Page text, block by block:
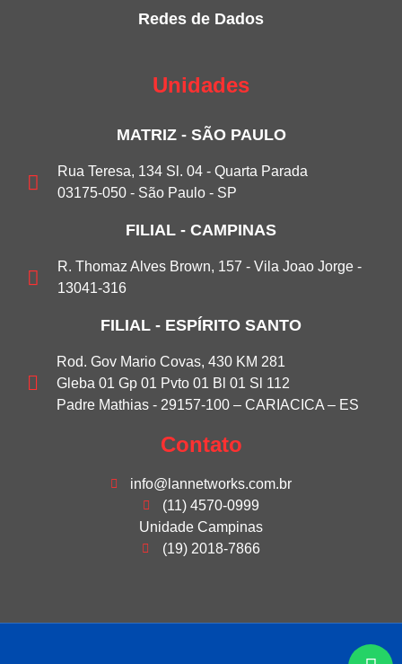
Redes de Dados
Unidades
MATRIZ - SÃO PAULO
Rua Teresa, 134 Sl. 04 - Quarta Parada
03175-050 - São Paulo - SP
FILIAL - CAMPINAS
R. Thomaz Alves Brown, 157 - Vila Joao Jorge -
13041-316
FILIAL - ESPÍRITO SANTO
Rod. Gov Mario Covas, 430 KM 281
Gleba 01 Gp 01 Pvto 01 Bl 01 Sl 112
Padre Mathias - 29157-100 – CARIACICA – ES
Contato
info@lannetworks.com.br
(11) 4570-0999
Unidade Campinas
(19) 2018-7866